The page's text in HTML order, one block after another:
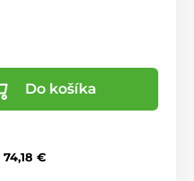
Do košíka
74,18 €